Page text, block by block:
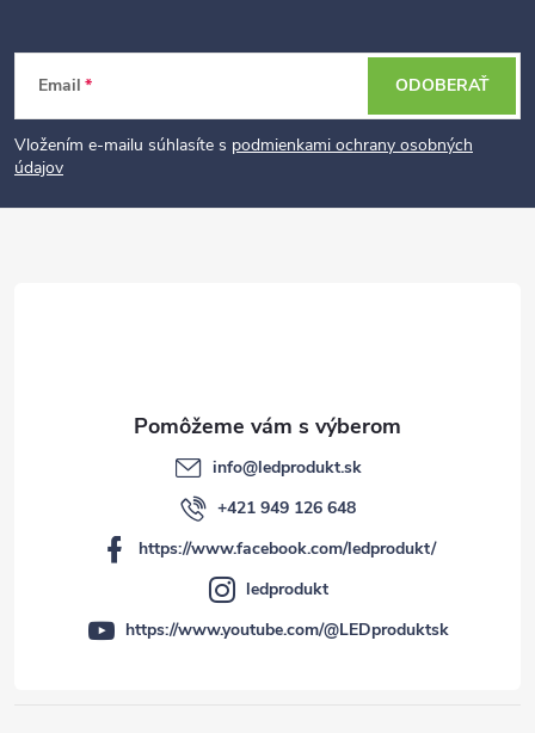
t
Email
Vložením e-mailu súhlasíte s podmienkami ochrany osobných
údajov
ODOBERAŤ
info@ledprodukt.sk
+421 949 126 648
https://www.facebook.com/ledprodukt/
ledprodukt
https://www.youtube.com/@LEDproduktsk